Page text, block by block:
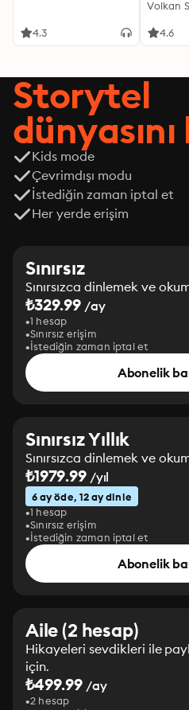
Italian warsthe wars of
4.3
Volkan
4.6
Storytel
Kids mode
Çevrimdışı modu
İstediğin zaman iptal et
Her yerde erişim
Sınırsız
Sınırsızca dinlemek ve
₺329.99 /ay
1 hesap
Sınırsız erişim
İstediğin zaman iptal et
Abonelik
Sınırsız Yıllık
Sınırsızca dinlemek ve
₺1979.99/yıl
6 ay öde, 12 ay dinle
1 hesap
Sınırsız erişim
İstediğin zaman iptal et
Abonelik
Aile (2 hesap)
Hikayeleri sevdikleri ile
için.
₺499.99 /ay
2 hesap